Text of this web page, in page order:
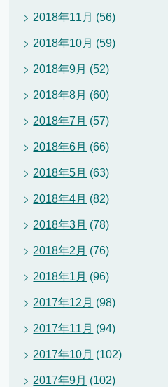
2018年11月 (56)
2018年10月 (59)
2018年9月 (52)
2018年8月 (60)
2018年7月 (57)
2018年6月 (66)
2018年5月 (63)
2018年4月 (82)
2018年3月 (78)
2018年2月 (76)
2018年1月 (96)
2017年12月 (98)
2017年11月 (94)
2017年10月 (102)
2017年9月 (102)